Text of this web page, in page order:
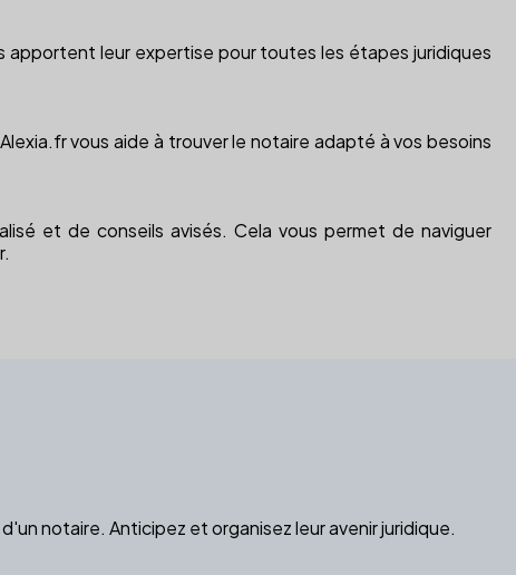
apportent leur expertise pour toutes les étapes juridiques
vous aide à trouver le notaire adapté à vos besoins
et de conseils avisés. Cela vous permet de naviguer
notaire. Anticipez et organisez leur avenir juridique.